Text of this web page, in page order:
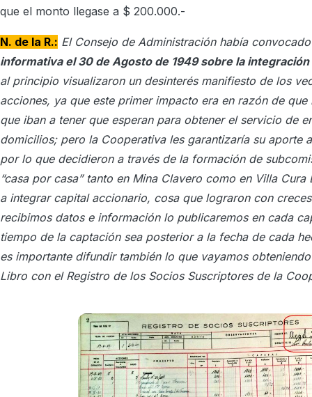
que el monto llegase a $ 200.000.-
N. de la R.: El Consejo de Administración había
informativa el 30 de Agosto de 1949 sobre la
al principio visualizaron un desinterés manifiesto de los
acciones, ya que este primer impacto era en razón de
que iban a tener que esperan para obtener el servicio de
domicilios; pero la Cooperativa les garantizaría su aporte
por lo que decidieron a través de la formación de
“casa por casa” tanto en Mina Clavero como en Villa
a integrar capital accionario, cosa que lograron con
recibimos datos e información lo publicaremos en cada
tiempo de la captación sea posterior a la fecha de cada
es importante difundir también lo que vayamos
Libro con el Registro de los Socios Suscriptores de la